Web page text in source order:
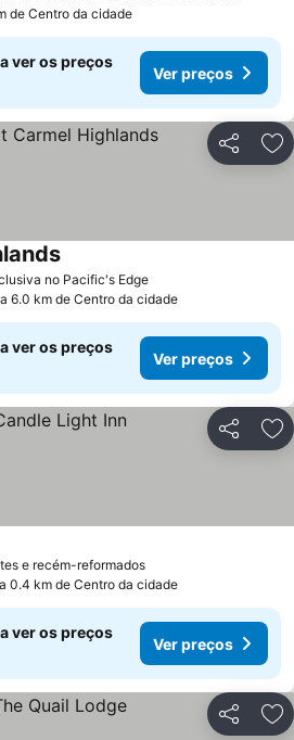
de Centro da cidade
ver os preços
Ver preços
Partilhar
no Pacific's Edge
a 6.0 km de Centro da cidade
ver os preços
Ver preços
Partilhar
e recém-reformados
a 0.4 km de Centro da cidade
ver os preços
Ver preços
Partilhar